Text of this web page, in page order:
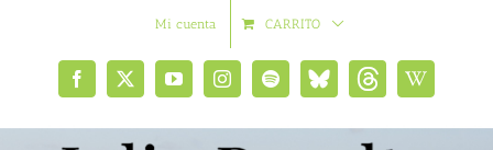
Mi cuenta CARRITO
Facebook
X YouTubeInstagramSpotifyBluesky
social
ThreadsWikipedia